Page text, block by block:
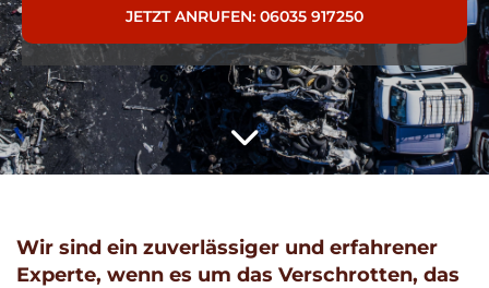
JETZT ANRUFEN: 06035 917250

Wir sind ein zuverlässiger und erfahrener
Experte, wenn es um das Verschrotten, das